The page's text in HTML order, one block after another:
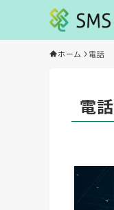
ホーム 電話
電話